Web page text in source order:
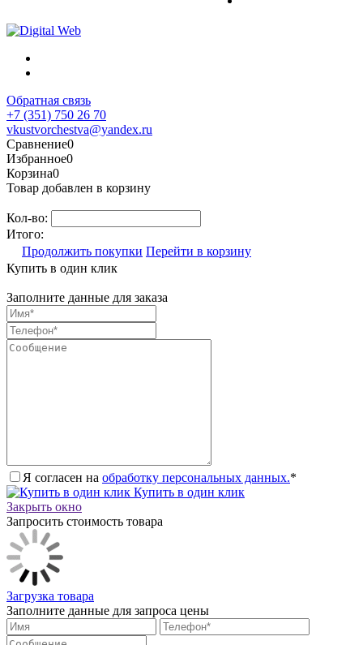
Обратная связь
+7 (351) 750 26 70
vkustvorchestva@yandex.ru
Сравнение0
Избранное0
Корзина0
Товар добавлен в корзину
Кол-во:
Итого:
Продолжить покупки Перейти в корзину
Купить в один клик
Заполните данные для заказа
Я согласен на обработку персональных данных.*
Купить в один клик
Закрыть окно
Запросить стоимость товара
Загрузка товара
Заполните данные для запроса цены